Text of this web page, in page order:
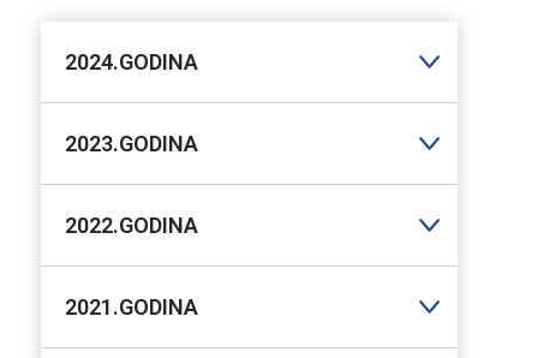
2024.GODINA
2023.GODINA
2022.GODINA
2021.GODINA